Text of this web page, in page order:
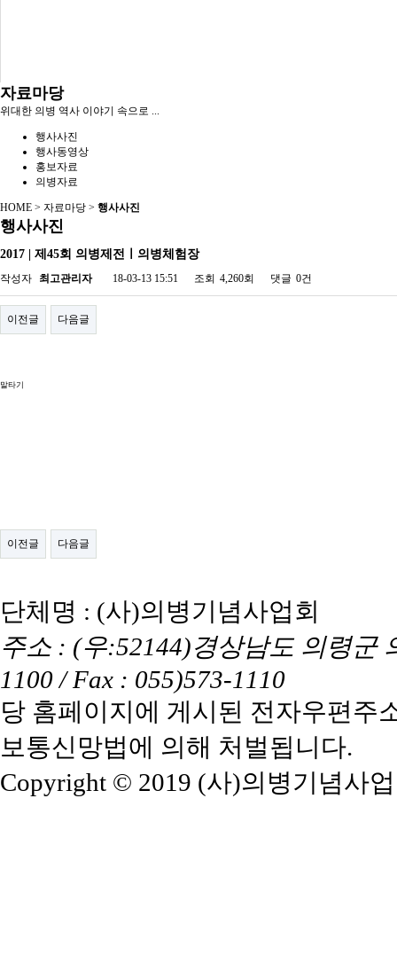
자료마당
위대한 의병 역사 이야기 속으로 ...
행사사진
행사동영상
홍보자료
의병자료
HOME > 자료마당 > 행사사진
행사사진
2017 | 제45회 의병제전ㅣ의병체험장
작성자 최고관리자 18-03-13 15:51 조회 4,260회 댓글 0건
이전글 다음글
말타기
이전글 다음글
단체명 : (사)의병기념사업회
주소 : (우:52144)경상남도 의령군
1100 / Fax : 055)573-1110
당 홈페이지에 게시된 전자우편주
보통신망법에 의해 처벌됩니다.
Copyright © 2019 (사)의병기념사